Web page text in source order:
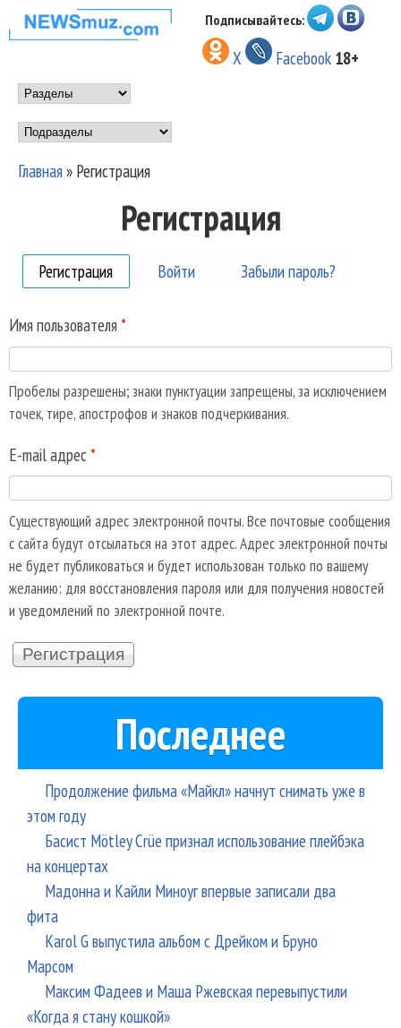
Перейти к основному
содержанию
НОВОСТИ
МУЗЫКИ И
ШОУ БИЗНЕСА
NEWSMUZ.COM
Подписывайтесь:
X Facebook 18+
Main menu
Подразделы
Главная» Регистрация
Регистрация
Регистрация (активная вкладка)
Войти Забыли пароль?
Имя пользователя *
Пробелы разрешены; знаки пунктуации запрещены, за исключением
точек, тире, апострофов и знаков подчеркивания.
E-mail адрес *
Существующий адрес электронной почты. Все почтовые сообщения
с сайта будут отсылаться на этот адрес. Адрес электронной почты
не будет публиковаться и будет использован только по вашему
желанию: для восстановления пароля или для получения новостей
и уведомлений по электронной почте.
Последнее
Продолжение фильма «Майкл» начнут снимать уже в
этом году
Басист Mötley Crüe признал использование плейбэка
на концертах
Мадонна и Кайли Миноуг впервые записали два
фита
Karol G выпустила альбом с Дрейком и Бруно
Марсом
Максим Фадеев и Маша Ржевская перевыпустили
«Когда я стану кошкой»